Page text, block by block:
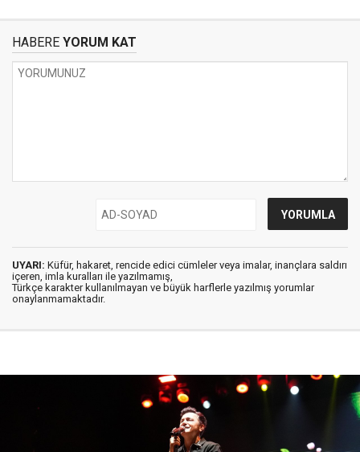
HABERE YORUM KAT
UYARI: Küfür, hakaret, rencide edici cümleler veya imalar, inançlara saldırı
içeren, imla kuralları ile yazılmamış,
Türkçe karakter kullanılmayan ve büyük harflerle yazılmış yorumlar
onaylanmamaktadır.